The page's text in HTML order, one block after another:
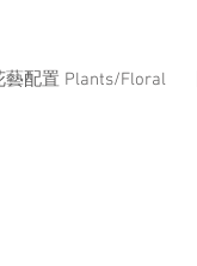
藝配置 Plants/Floral